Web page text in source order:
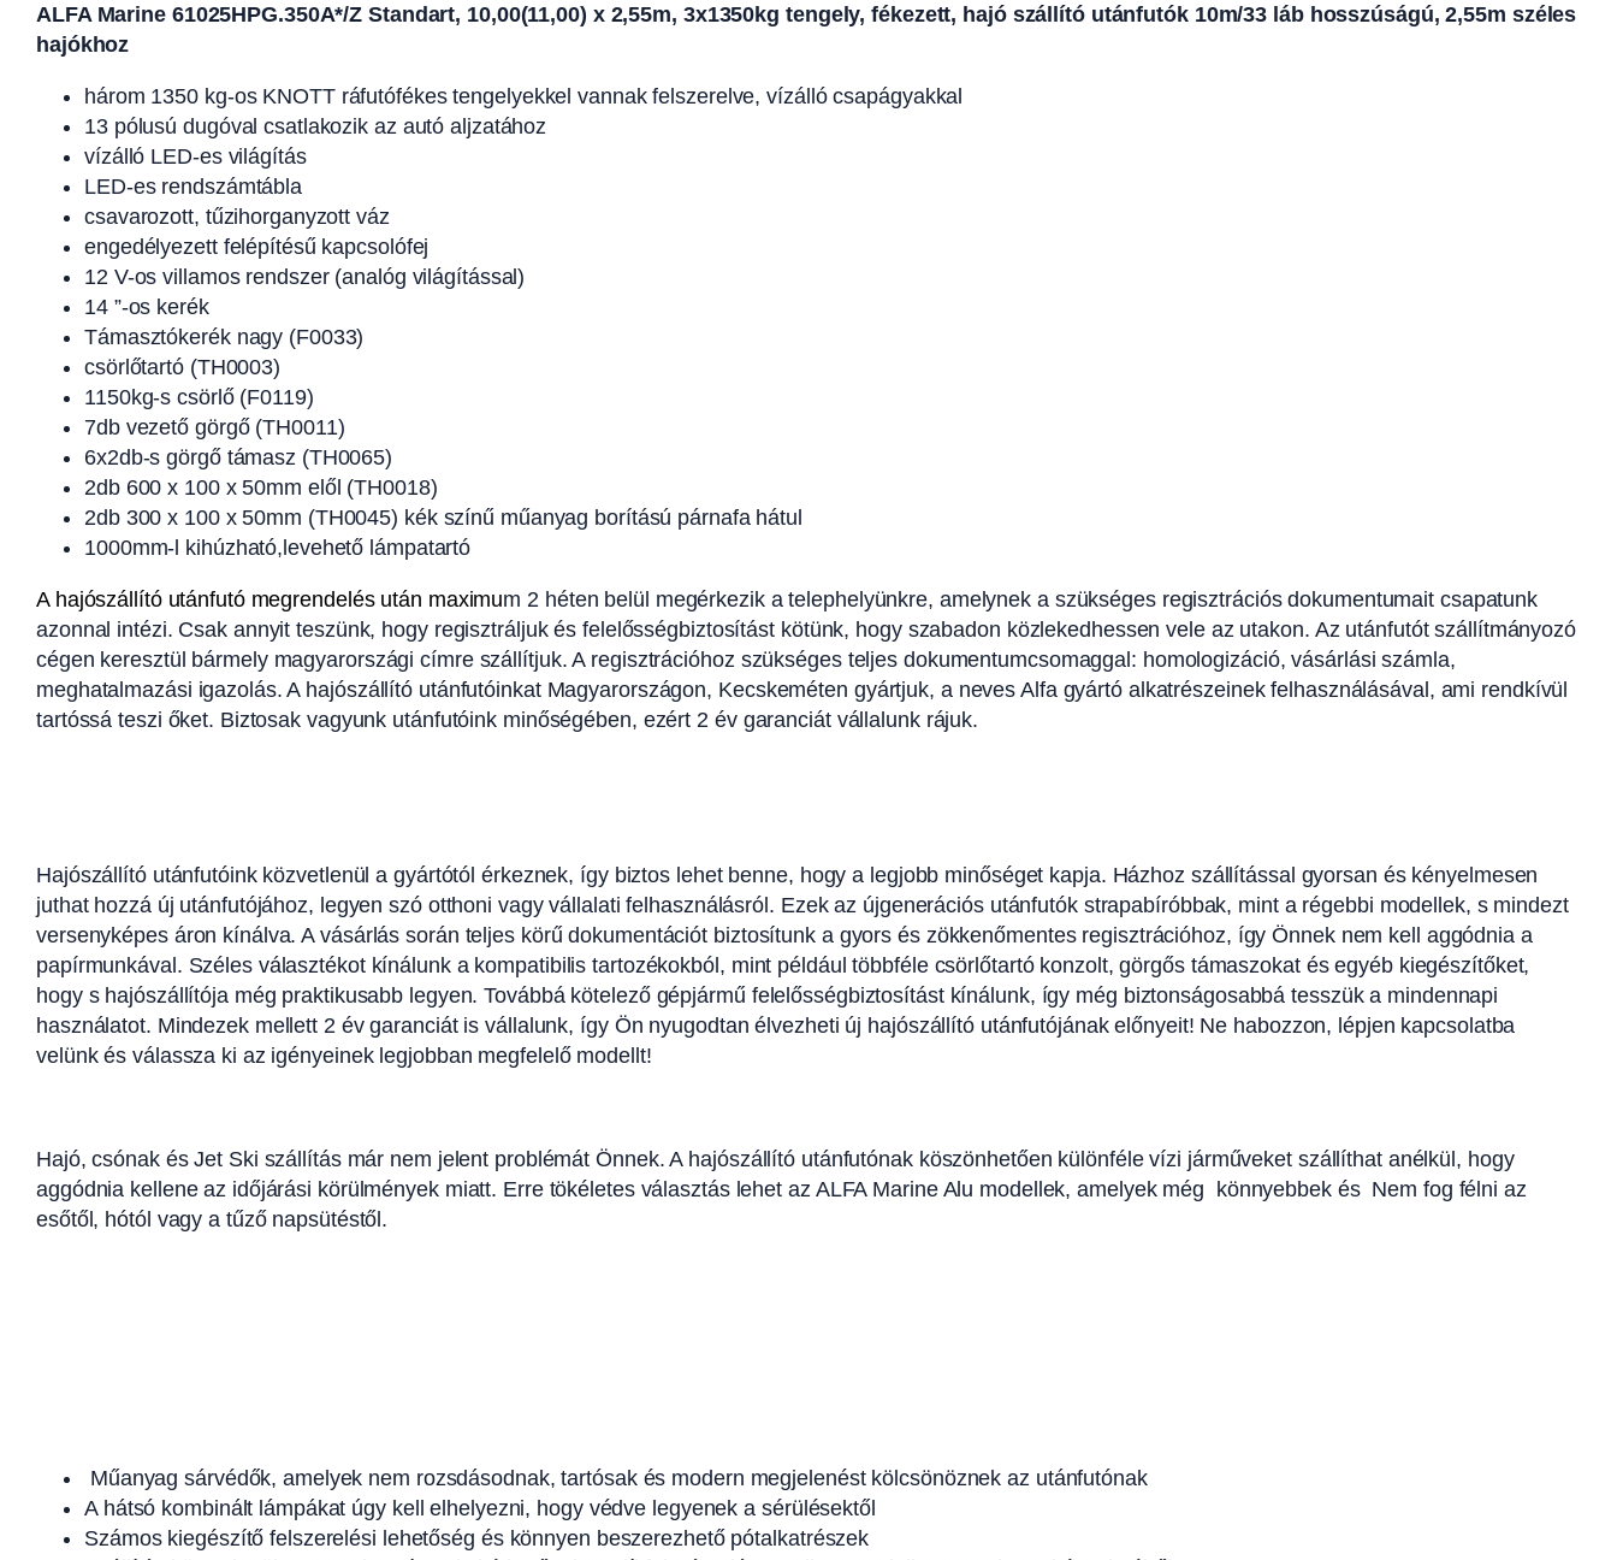
ALFA Marine 61025HPG.350A*/Z Standart, 10,00(11,00) x 2,55m, 3x1350kg tengely, fékezett, hajó szállító utánfutók 10m/33 láb hosszúságú, 2,55m széles
hajókhoz
három 1350 kg-os KNOTT ráfutófékes tengelyekkel vannak felszerelve, vízálló csapágyakkal
13 pólusú dugóval csatlakozik az autó aljzatához
vízálló LED-es világítás
LED-es rendszámtábla
csavarozott, tűzihorganyzott váz
engedélyezett felépítésű kapcsolófej
12 V-os villamos rendszer (analóg világítással)
14 ”-os kerék
Támasztókerék nagy (F0033)
csörlőtartó (TH0003)
1150kg-s csörlő (F0119)
7db vezető görgő (TH0011)
6x2db-s görgő támasz (TH0065)
2db 600 x 100 x 50mm elől (TH0018)
2db 300 x 100 x 50mm (TH0045) kék színű műanyag borítású párnafa hátul
1000mm-l kihúzható,levehető lámpatartó
A hajószállító utánfutó megrendelés után maximum 2 héten belül megérkezik a telephelyünkre, amelynek a szükséges regisztrációs dokumentumait csapatunk
azonnal intézi. Csak annyit teszünk, hogy regisztráljuk és felelősségbiztosítást kötünk, hogy szabadon közlekedhessen vele az utakon. Az utánfutót szállítmányozó
cégen keresztül bármely magyarországi címre szállítjuk. A regisztrációhoz szükséges teljes dokumentumcsomaggal: homologizáció, vásárlási számla,
meghatalmazási igazolás. A hajószállító utánfutóinkat Magyarországon, Kecskeméten gyártjuk, a neves Alfa gyártó alkatrészeinek felhasználásával, ami rendkívül
tartóssá teszi őket. Biztosak vagyunk utánfutóink minőségében, ezért 2 év garanciát vállalunk rájuk.
Hajószállító utánfutóink közvetlenül a gyártótól érkeznek, így biztos lehet benne, hogy a legjobb minőséget kapja. Házhoz szállítással gyorsan és kényelmesen
juthat hozzá új utánfutójához, legyen szó otthoni vagy vállalati felhasználásról. Ezek az újgenerációs utánfutók strapabíróbbak, mint a régebbi modellek, s mindezt
versenyképes áron kínálva. A vásárlás során teljes körű dokumentációt biztosítunk a gyors és zökkenőmentes regisztrációhoz, így Önnek nem kell aggódnia a
papírmunkával. Széles választékot kínálunk a kompatibilis tartozékokból, mint például többféle csörlőtartó konzolt, görgős támaszokat és egyéb kiegészítőket,
hogy s hajószállítója még praktikusabb legyen. Továbbá kötelező gépjármű felelősségbiztosítást kínálunk, így még biztonságosabbá tesszük a mindennapi
használatot. Mindezek mellett 2 év garanciát is vállalunk, így Ön nyugodtan élvezheti új hajószállító utánfutójának előnyeit! Ne habozzon, lépjen kapcsolatba
velünk és válassza ki az igényeinek legjobban megfelelő modellt!
Hajó, csónak és Jet Ski szállítás már nem jelent problémát Önnek. A hajószállító utánfutónak köszönhetően különféle vízi járműveket szállíthat anélkül, hogy
aggódnia kellene az időjárási körülmények miatt. Erre tökéletes választás lehet az ALFA Marine Alu modellek, amelyek még könnyebbek és Nem fog félni az
esőtől, hótól vagy a tűző napsütéstől.
Műanyag sárvédők, amelyek nem rozsdásodnak, tartósak és modern megjelenést kölcsönöznek az utánfutónak
A hátsó kombinált lámpákat úgy kell elhelyezni, hogy védve legyenek a sérülésektől
Számos kiegészítő felszerelési lehetőség és könnyen beszerezhető pótalkatrészek